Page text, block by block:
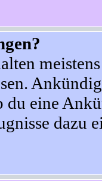
eine
dazu